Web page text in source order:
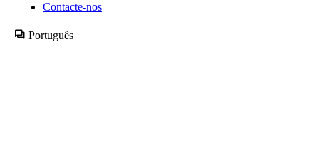
Contacte-nos
Português